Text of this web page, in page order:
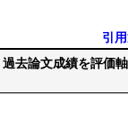
引
去論文成績を評価